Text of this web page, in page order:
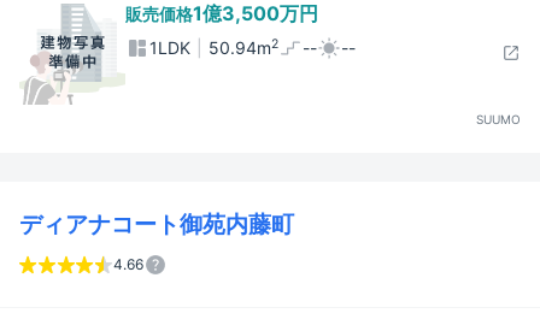
販売価格1億3,500万円
1LDK 50.94m2 -- --
SUUMO
ディアナコート御苑内藤町
4.66